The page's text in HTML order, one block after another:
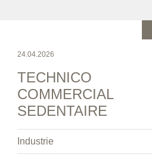
24.04.2026
TECHNICO
COMMERCIAL
SEDENTAIRE
Industrie